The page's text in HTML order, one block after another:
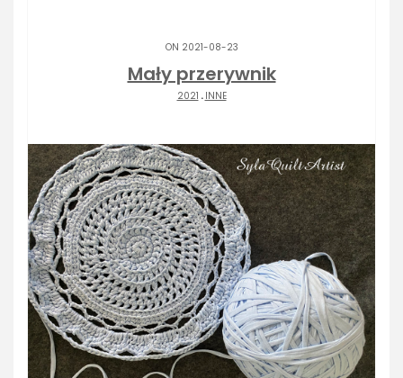
ON 2021-08-23
Mały przerywnik
2021 . INNE